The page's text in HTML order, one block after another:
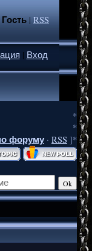
Гость|RSS
| Вход
*
*
форуму · RSS ]*